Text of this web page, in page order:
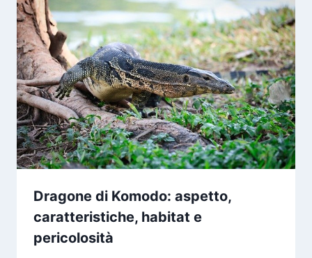
Dragone di Komodo: aspetto,
caratteristiche, habitat e
pericolosità